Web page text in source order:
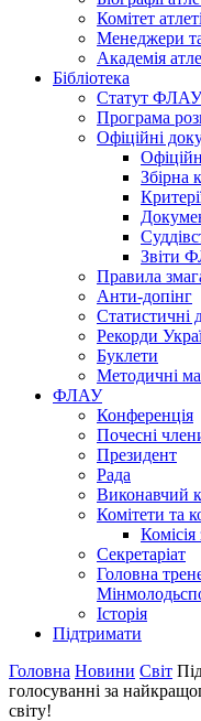
Комітет
Менеджери
Академія
Бібліотека
Статут ФЛАУ
Програма
Офіційні
Збірна
Звіти
Правила
Анти-допінг
Статистичні
Рекорди
Буклети
Методичні
ФЛАУ
Конференція
Почесні
Президент
Рада
Виконавчий
Комітети та
Секретаріат
Головна
Історія
Підтримати
Головна Новини Світ
голосуванні за
світу!